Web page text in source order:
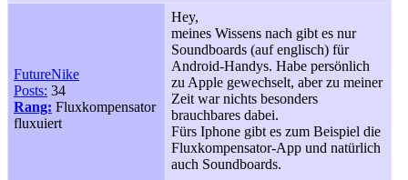
FutureNike
Posts: 34
Rang: Fluxkompensator
fluxuiert
Hey,
meines Wissens nach gibt es nur
Soundboards (auf englisch) für
Android-Handys. Habe persönlich
zu Apple gewechselt, aber zu meiner
Zeit war nichts besonders
brauchbares dabei.
Fürs Iphone gibt es zum Beispiel die
Fluxkompensator-App und natürlich
auch Soundboards.